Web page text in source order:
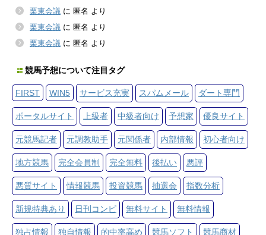
栗東会議 に 匿名 より
栗東会議 に 匿名 より
栗東会議 に 匿名 より
競馬予想について注目タグ
FIRST WIN5 サービス充実 スパムメール ダート専門
ポータルサイト 上級者 中級者向け 予想家 優良サイト
元競馬記者 元調教助手 元関係者 内部情報 初心者向け
地方競馬 完全会員制 完全無料 後払い 悪評
悪質サイト 情報競馬 投資競馬 抽選会 指数分析
新規特典あり 日刊コンピ 無料サイト 無料情報
独占情報 独自情報 的中率高め 競馬ソフト 競馬商材